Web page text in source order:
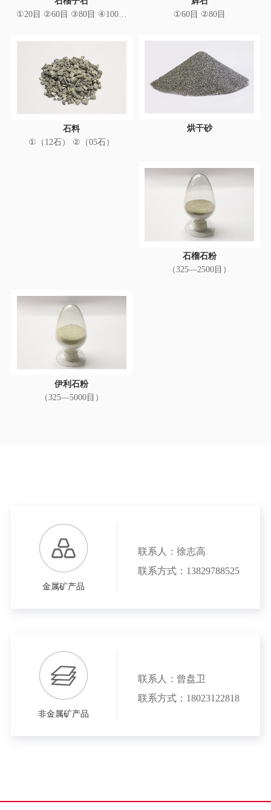
①20目 ②60目 ③80目 ④100目
①60目 ②80目
石料
①（12石） ②（05石）
烘干砂
石榴石粉
（325—2500目）
伊利石粉
（325—5000目）
金属矿产品
联系人：徐志高
联系方式：13829788525
非金属矿产品
联系人：曾盘卫
联系方式：18023122818